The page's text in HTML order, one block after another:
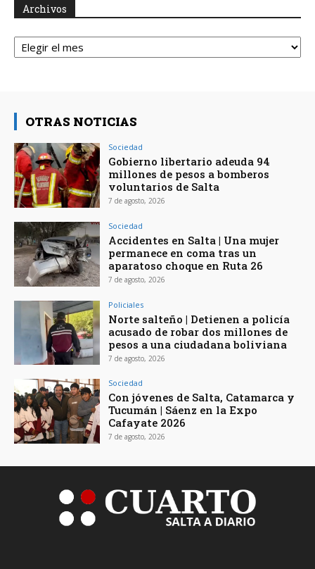
Archivos
Archivos
OTRAS NOTICIAS
Sociedad
Gobierno libertario adeuda 94
millones de pesos a bomberos
voluntarios de Salta
7 de agosto, 2026
Sociedad
Accidentes en Salta | Una mujer
permanece en coma tras un
aparatoso choque en Ruta 26
7 de agosto, 2026
Policiales
Norte salteño | Detienen a policía
acusado de robar dos millones de
pesos a una ciudadana boliviana
7 de agosto, 2026
Sociedad
Con jóvenes de Salta, Catamarca y
Tucumán | Sáenz en la Expo
Cafayate 2026
7 de agosto, 2026